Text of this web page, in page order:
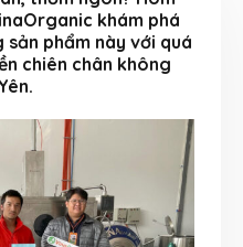
khám phá
sản phẩm này với quá
chiên chân không